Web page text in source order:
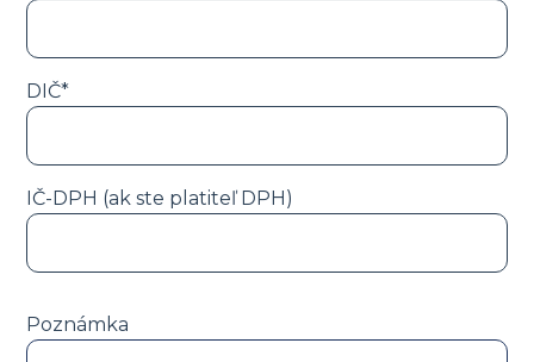
DIČ*
IČ-DPH (ak ste platiteľ DPH)
Poznámka